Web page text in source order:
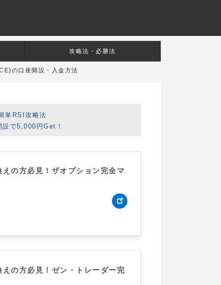
攻略法・必勝法
の口座開設・入金方法
単RSI攻略法
で5,000円Get！
の方必見！ザオプション完全マ
の方必見！ゼン・トレーダー完